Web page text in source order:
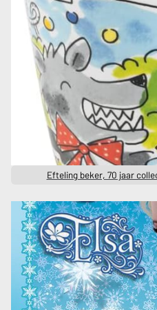
Efteling beker, 70 jaar